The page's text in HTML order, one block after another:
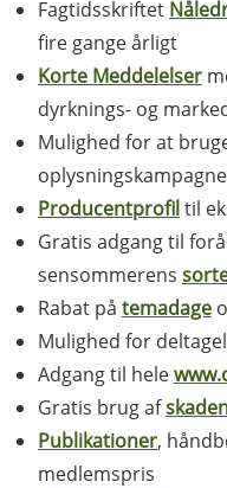
Fagtidsskriftet
fire gange årligt
Korte Meddelelser
dyrknings- og
Mulighed for at
Producentprofiltil
Gratis adgang til
sensommerens
Rabat på temadage
Mulighed for
Adgang til hele
Gratis brug af
Publikationer,
medlemspris